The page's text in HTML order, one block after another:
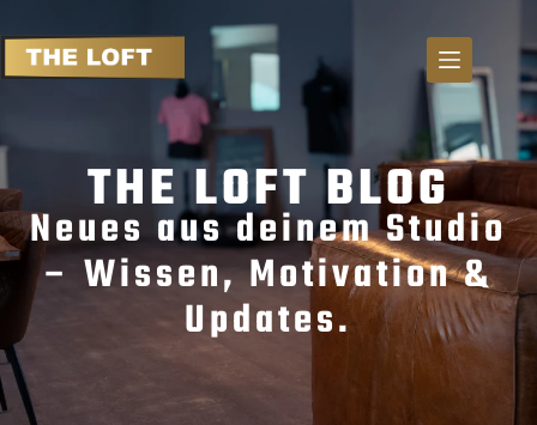
k
i
o
e
n
t
THE LOFT BLOG
Neues aus deinem Studio
– Wissen, Motivation &
Updates.